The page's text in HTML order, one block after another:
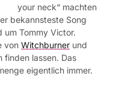
your neck“ machten
bekannsteste Song
Tommy Victor.
von Witchburner und
finden lassen. Das
eigentlich immer.